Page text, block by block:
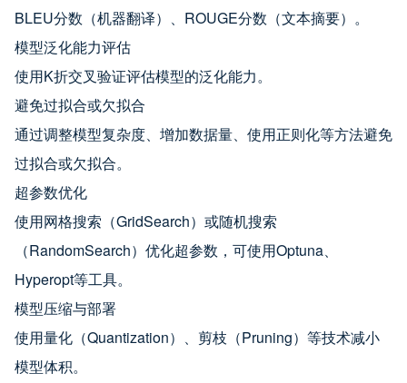
BLEU分数（机器翻译）、ROUGE分数（文本摘要）。
模型泛化能力评估
使用K折交叉验证评估模型的泛化能力。
避免过拟合或欠拟合
通过调整模型复杂度、增加数据量、使用正则化等方法避免
过拟合或欠拟合。
超参数优化
使用网格搜索（GridSearch）或随机搜索
（RandomSearch）优化超参数，可使用Optuna、
Hyperopt等工具。
模型压缩与部署
使用量化（Quantization）、剪枝（Pruning）等技术减小
模型体积。